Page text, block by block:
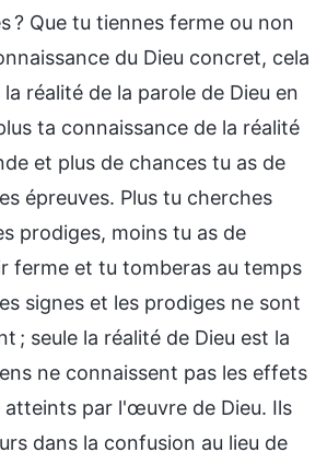
? Que tu tiennes ferme ou non
du Dieu concret, cela
la réalité de la parole de Dieu en
ta connaissance de la réalité
et plus de chances tu as de
épreuves. Plus tu cherches
prodiges, moins tu as de
ferme et tu tomberas au temps
signes et les prodiges ne sont
; seule la réalité de Dieu est la
ne connaissent pas les effets
par l'œuvre de Dieu. Ils
dans la confusion au lieu de